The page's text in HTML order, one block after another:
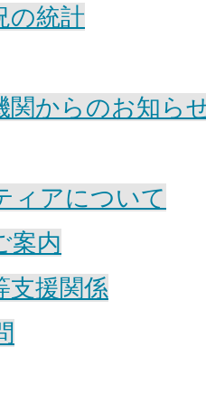
の統計
関からのお知ら
ィアについて
案内
支援関係